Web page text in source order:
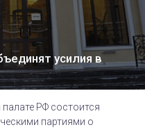
усилия в
РФ состоится
партиями о